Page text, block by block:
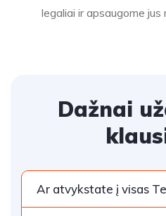
legaliai ir apsaugome
Dažnai
Ar atvykstate į visas